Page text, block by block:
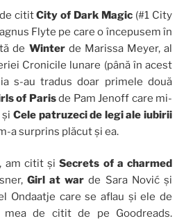
de cititCity of Dark Magic (#1 City
Flyte pe care o începusem în
de Winterde Marissa Meyer, al
Cronicile lunare (până în acest
s-au tradus doar primele două
of Parisde Pam Jenoff care mi-
șiCele patruzeci de legi ale iubirii
a surprins plăcut și ea.
am citit șiSecrets of a charmed
Girl at war de Sara Nović și
Ondaatje care se aflau și ele de
de citit de pe Goodreads.